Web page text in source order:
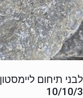
לבני תיחום
10/10/3